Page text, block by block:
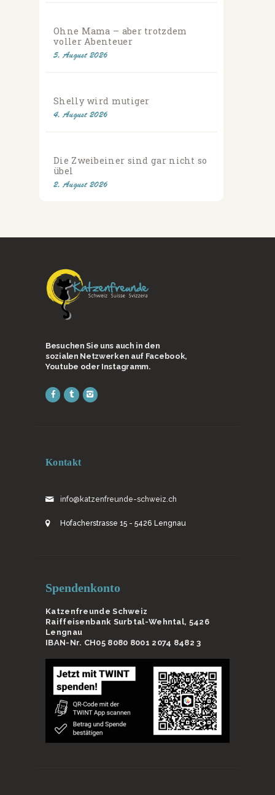
Ohne Mama – aber trotzdem
voller Abenteuer
5. August 2026
Shelly wird mutiger
4. August 2026
Die Zweibeiner sind gar nicht so
übel
2. August 2026
Besuchen Sie uns auch in den
sozialen Netzwerken auf Facebook,
Youtube oder Instagramm.
Kontakt
info@katzenfreunde-schweiz.ch
Hofacherstrasse 15 - 5426 Lengnau
Spendenkonto
Katzenfreunde Schweiz
Raiffeisenbank Surbtal-Wehntal, 5426
Lengnau
IBAN-Nr. CH05 8080 8001 2074 8482 3